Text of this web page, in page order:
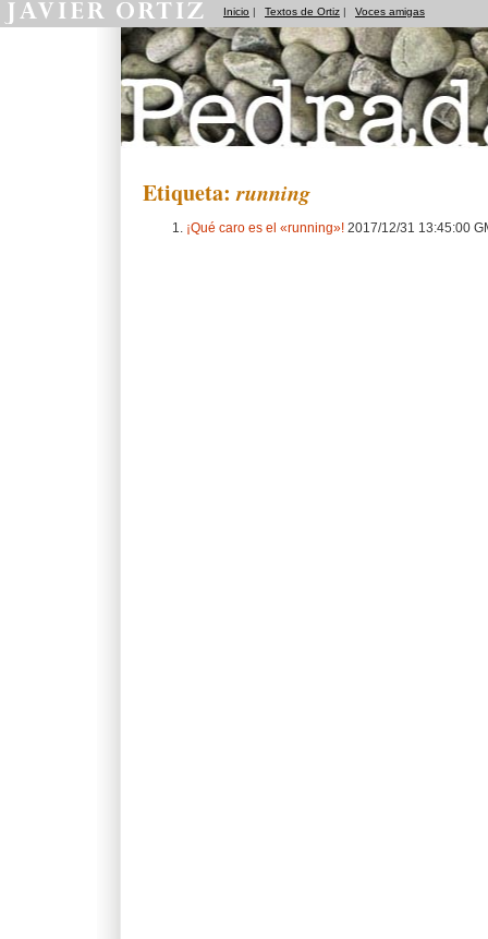
Inicio | Textos de Ortiz | Voces amigas
Etiqueta:running
¡Qué caro es el «running»! 2017/12/31 13:45:00